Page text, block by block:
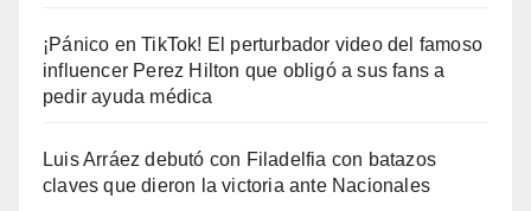
¡Pánico en TikTok! El perturbador video del famoso
influencer Perez Hilton que obligó a sus fans a
pedir ayuda médica
Luis Arráez debutó con Filadelfia con batazos
claves que dieron la victoria ante Nacionales